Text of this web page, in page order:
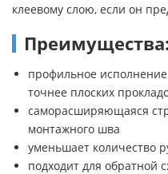
клеевому слою, если он
Преимущества:
профильное
точнее плоских
саморасширяющаяся
монтажного шва
уменьшает количество
подходит для